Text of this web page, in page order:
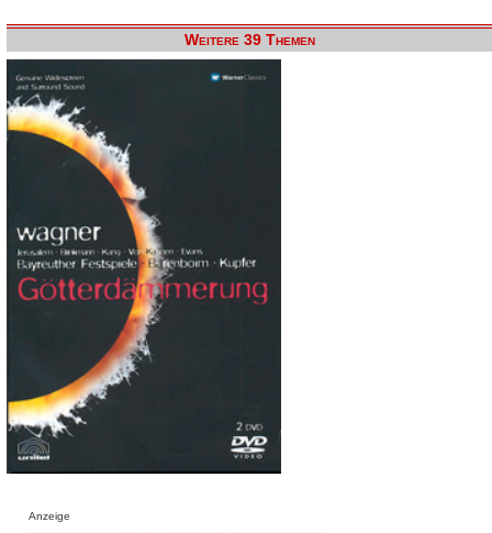
Weitere 39 Themen
Anzeige